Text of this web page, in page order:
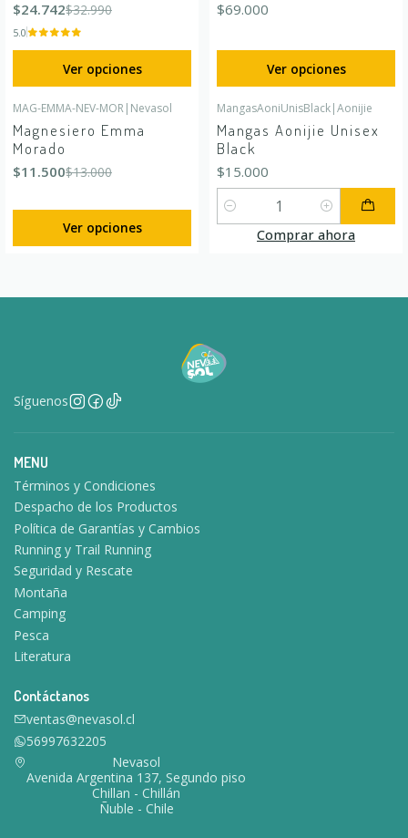
$24.742$32.990
5.0
Ver opciones
$69.000
Ver opciones
MAG-EMMA-NEV-MOR| Nevasol
Magnesiero Emma
Morado
$11.500$13.000
Ver opciones
MangasAoniUnisBlack|Aonijie
Mangas Aonijie Unisex
Black
$15.000
Cantidad
Comprar ahora
Síguenos
MENU
Términos y Condiciones
Despacho de los Productos
Política de Garantías y Cambios
Running y Trail Running
Seguridad y Rescate
Montaña
Camping
Pesca
Literatura
Contáctanos
ventas@nevasol.cl
56997632205
Nevasol
Avenida Argentina 137, Segundo piso
Chillan - Chillán
Ñuble - Chile